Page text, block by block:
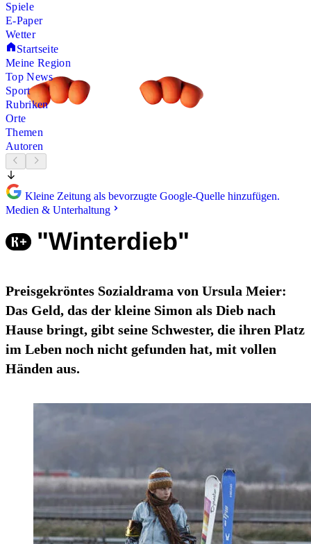
Spiele
E-Paper
Wetter
Startseite
Meine Region
Top News
Sport
Rubriken
Orte
Themen
Autoren
Kleine Zeitung als bevorzugte Google-Quelle hinzufügen.
Medien & Unterhaltung
"Winterdieb"
Preisgekröntes Sozialdrama von Ursula Meier:
Das Geld, das der kleine Simon als Dieb nach
Hause bringt, gibt seine Schwester, die ihren Platz
im Leben noch nicht gefunden hat, mit vollen
Händen aus.